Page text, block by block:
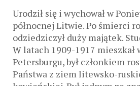
Urodził się i wychował w
północnej Litwie. Po śmierci
odziedziczył duży majątek.
W latach 1909-1917 mieszkał
Petersburgu, był członkiem
Państwa z ziem litewsko-